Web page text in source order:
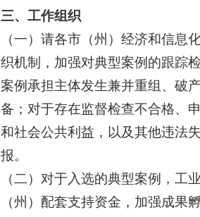
三、工作组织
（一）请各市（州）经济和信息
织机制，加强对典型案例的跟踪
案例承担主体发生兼并重组、破
备；对于存在监督检查不合格、
和社会公共利益，以及其他违法
报。
（二）对于入选的典型案例，工
（州）配套支持资金，加强成果